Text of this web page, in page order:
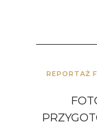
REPORTAŻ